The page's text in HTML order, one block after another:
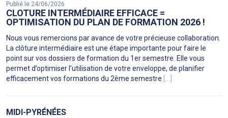
Publié le 24/06/2026
CLOTURE INTERMÉDIAIRE EFFICACE =
OPTIMISATION DU PLAN DE FORMATION 2026 !
Nous vous remercions par avance de votre précieuse collaboration.
La clôture intermédiaire est une étape importante pour faire le
point sur vos dossiers de formation du 1er semestre. Elle vous
permet d’optimiser l’utilisation de votre enveloppe, de planifier
efficacement vos formations du 2ème semestre [...]
MIDI-PYRÉNÉES